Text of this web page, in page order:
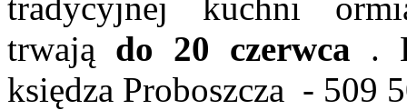
trwają do 20 czerwca .
księdza Proboszcza - 509